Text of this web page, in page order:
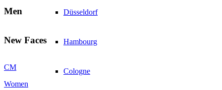
Düsseldorf
Hambourg
Cologne
Men
New Faces
CM
Women